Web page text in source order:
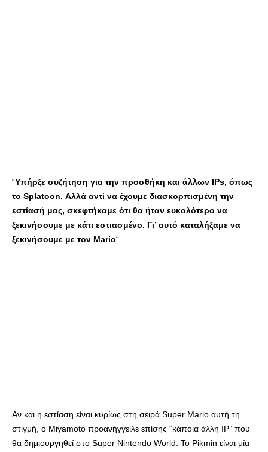
“Υπήρξε συζήτηση για την προσθήκη και άλλων IPs, όπως
το Splatoon. Αλλά αντί να έχουμε διασκορπισμένη την
εστίασή μας, σκεφτήκαμε ότι θα ήταν ευκολότερο να
ξεκινήσουμε με κάτι εστιασμένο. Γι’ αυτό καταλήξαμε να
ξεκινήσουμε με τον Mario“.
Αν και η εστίαση είναι κυρίως στη σειρά Super Mario αυτή τη
στιγμή, ο Miyamoto προανήγγειλε επίσης “κάποια άλλη IP” που
θα δημιουργηθεί στο Super Nintendo World. Το Pikmin είναι μία